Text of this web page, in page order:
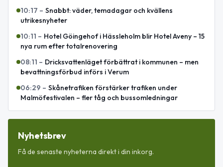
10:17 – Snabbt: väder, temadagar och kvällens
utrikesnyheter
10:11 – Hotel Göingehof i Hässleholm blir Hotel Aveny – 15
nya rum efter totalrenovering
08:11 – Dricksvattenläget förbättrat i kommunen – men
bevattningsförbud införs i Verum
06:29 – Skånetrafiken förstärker trafiken under
Malmöfestivalen – fler tåg och bussomledningar
Nyhetsbrev
Få de senaste nyheterna direkt i din inkorg.